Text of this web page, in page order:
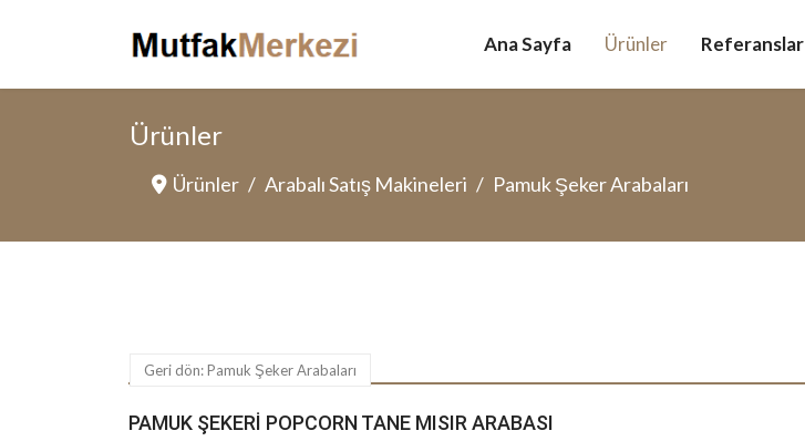
Ana Sayfa Ürünler Referanslar
Ürünler
Ürünler Arabalı Satış Makineleri Pamuk Şeker Arabaları
Geri dön: Pamuk Şeker Arabaları
PAMUK ŞEKERI POPCORN TANE MISIR ARABASI